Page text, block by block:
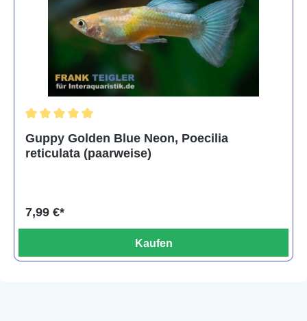
Guppy Golden Blue Neon, Poecilia
reticulata (paarweise)
7,99 €*
Kaufen